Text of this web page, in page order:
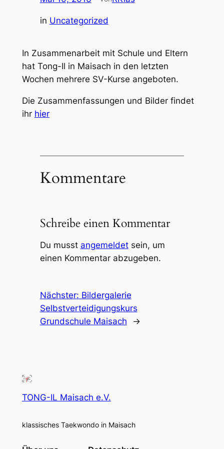
in Uncategorized
In Zusammenarbeit mit Schule und Eltern
hat Tong-Il in Maisach in den letzten
Wochen mehrere SV-Kurse angeboten.
Die Zusammenfassungen und Bilder findet
ihr hier
Kommentare
Schreibe einen Kommentar
Du musst angemeldetsein, um
einen Kommentar abzugeben.
Nächster: Bildergalerie
Selbstverteidigungskurs
Grundschule Maisach
→
TONG-IL Maisach e.V.
klassisches Taekwondo in Maisach